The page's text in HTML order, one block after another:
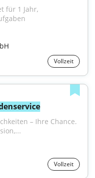
für 1 Jahr,
Vollzeit
– Ihre Chance.
Vollzeit